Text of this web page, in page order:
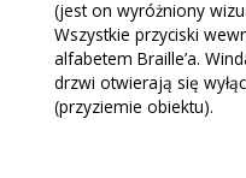
(jest on wyróżniony
Wszystkie przyciski
alfabetem Braille’a.
drzwi otwierają się
(przyziemie obiektu).